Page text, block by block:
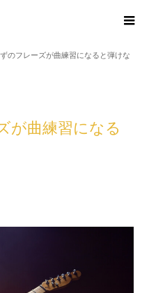
のフレーズが曲練習になると弾けな
が曲練習になる